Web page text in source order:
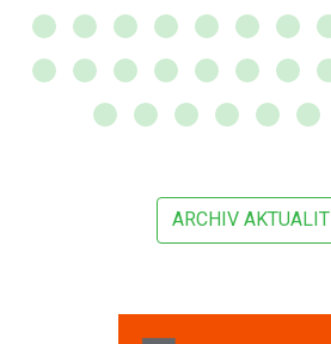
ARCHIV AKTUALIT